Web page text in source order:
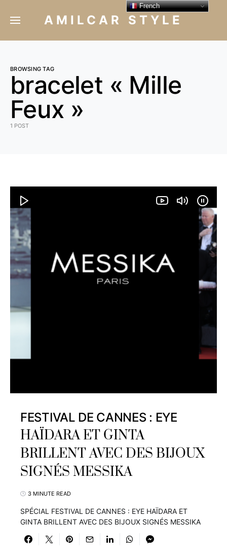
AMILCAR STYLE
BROWSING TAG
bracelet « Mille
Feux »
1 POST
FESTIVAL DE CANNES : EYE
HAÏDARA ET GINTA
BRILLENT AVEC DES BIJOUX
SIGNÉS MESSIKA
3 MINUTE READ
SPÉCIAL FESTIVAL DE CANNES : EYE HAÏDARA ET
GINTA BRILLENT AVEC DES BIJOUX SIGNÉS MESSIKA
French